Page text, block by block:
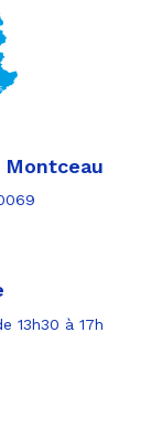
Montceau
13h30 à 17h